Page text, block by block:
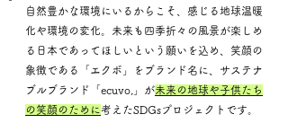
自然豊かな環境にいるからこそ、感じる地球温暖
化や環境の変化。未来も四季折々の風景が楽しめ
る日本であってほしいという願いを込め、笑顔の
象徴である「エクボ」をブランド名に、サステナ
ブルブランド「ecuvo,」が未来の地球や子供たち
の笑顔のために考えたSDGsプロジェクトです。